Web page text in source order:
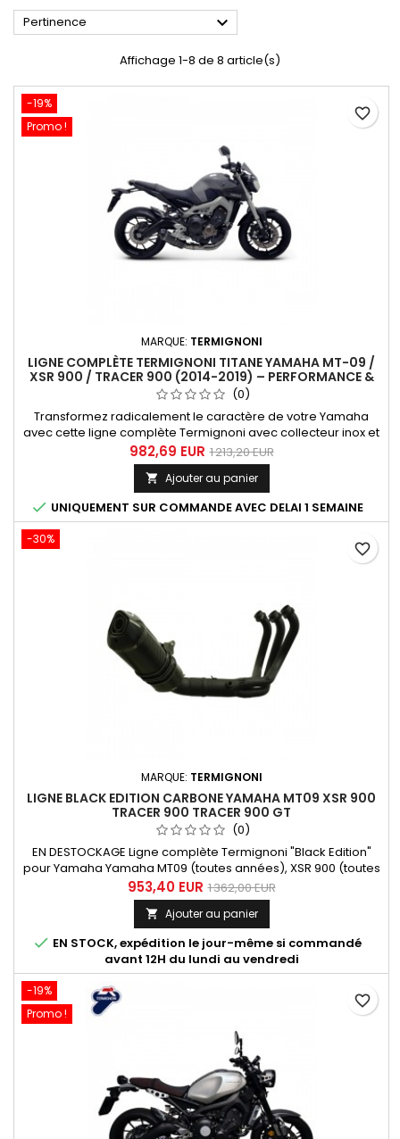
Pertinence 
Affichage 1-8 de 8 article(s)
-19%
Promo !
MARQUE: TERMIGNONI
LIGNE COMPLÈTE TERMIGNONI TITANE YAMAHA MT-09 /
XSR 900 / TRACER 900 (2014-2019) – PERFORMANCE &
SON RACING(0)
Transformez radicalement le caractère de votre Yamaha
avec cette ligne complète Termignoni avec collecteur inox et
silencieux full cabone.Gain de puissance, réduction de poids
et sonorité racing emblématique : un upgrade
incontournable pour les passionnés exigeants.
982,69 EUR 1 213,20 EUR
 Ajouter au panier
 UNIQUEMENT SUR COMMANDE AVEC DELAI 1 SEMAINE
favorite_border
-30%
MARQUE: TERMIGNONI
LIGNE BLACK EDITION CARBONE YAMAHA MT09 XSR 900
TRACER 900 TRACER 900 GT
(0)
EN DESTOCKAGE Ligne complète Termignoni "Black Edition"
pour Yamaha Yamaha MT09 (toutes années), XSR 900 (toutes
années), Tracer 900 et Tracer 900 GT. Compatible avec les
machines suivantes : Yamaha MT 09 2014-2020 Yamaha XSR
900 2015 à 2020 Yamaha Tracer 900, Tracer 900 GT 2015 à
2020
953,40 EUR 1 362,00 EUR
 Ajouter au panier
 EN STOCK, expédition le jour-même si commandé
avant 12H du lundi au vendredi
favorite_border
-19%
Promo !
favorite_border